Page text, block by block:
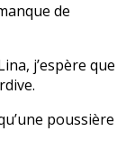
de
j’espère que
poussière